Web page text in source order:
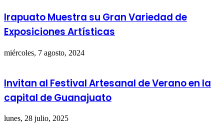
Irapuato Muestra su Gran Variedad de
Exposiciones Artísticas
miércoles, 7 agosto, 2024
Invitan al Festival Artesanal de Verano en la
capital de Guanajuato
lunes, 28 julio, 2025